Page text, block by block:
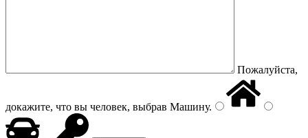
Пожалуйста,
докажите, что вы человек, выбрав Машину.